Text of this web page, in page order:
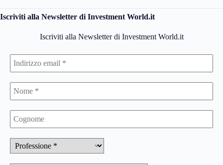
Iscriviti alla Newsletter di Investment World.it
Iscriviti alla Newsletter di Investment World.it